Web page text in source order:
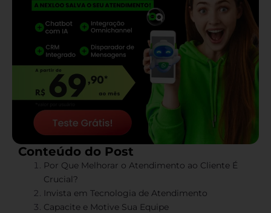
Conteúdo do Post
Por Que Melhorar o Atendimento ao Cliente É
Crucial?
Invista em Tecnologia de Atendimento
Capacite e Motive Sua Equipe